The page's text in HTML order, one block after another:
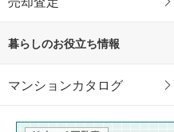
暮らしのお役立ち情報
マンションカタログ